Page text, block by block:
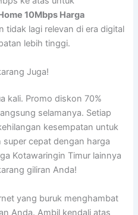
10Mbps Harga
tidak lagi relevan di era digital
lebih tinggi.
Juga!
kali. Promo diskon 70%
selamanya. Setiap
kesempatan untuk
cepat dengan harga
Kotawaringin Timur lainnya
giliran Anda!
yang buruk menghambat
Anda. Ambil kendali atas